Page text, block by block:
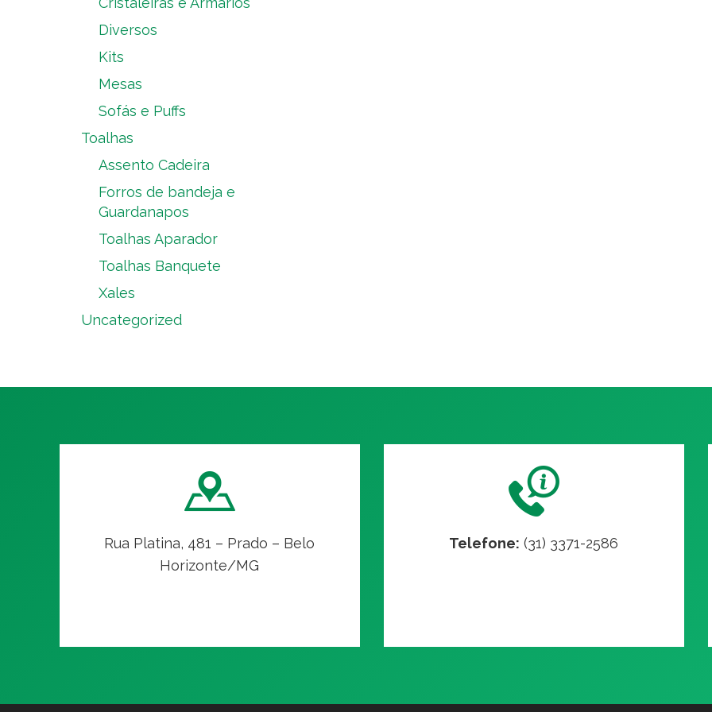
Diversos
Kits
Mesas
Sofás e Puffs
Toalhas
Assento Cadeira
Forros de bandeja e
Guardanapos
Toalhas Aparador
Toalhas Banquete
Xales
Uncategorized
Rua Platina, 481 – Prado – Belo
Horizonte/MG
Telefone: (31) 3371-2586